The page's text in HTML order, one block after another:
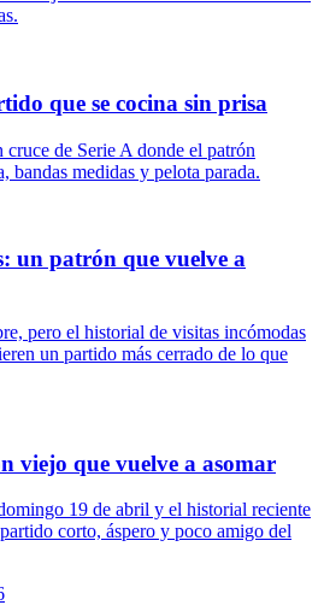
que se cocina sin prisa
de Serie A donde el patrón
bandas medidas y pelota parada.
un patrón que vuelve a
pero el historial de visitas incómodas
un partido más cerrado de lo que
viejo que vuelve a asomar
19 de abril y el historial reciente
corto, áspero y poco amigo del